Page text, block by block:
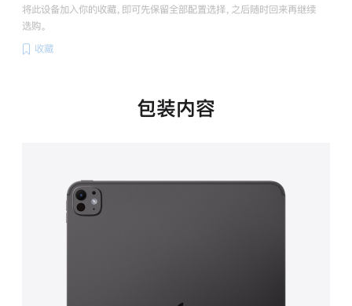
将此设备加入你的收藏，即可先保留全部配置选择，之后随时回来再继续
选购。
收藏
包装内容